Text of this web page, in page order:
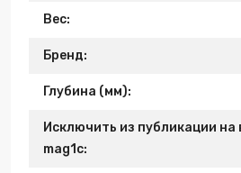
Вес:
Бренд:
Глубина (мм):
Исключить из публикации
mag1c: